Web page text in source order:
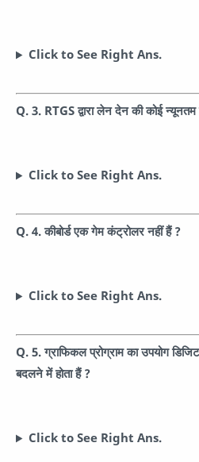
Click to See Right Ans.
Q. 3. RTGS द्वारा लेन देन की कोई न्यूनतम
Click to See Right Ans.
Q. 4. कीबोर्ड एक गेम कंट्रोलर नहीं हैं ?
Click to See Right Ans.
Q. 5. ग्राफिकल प्रोग्राम का उपयोग
बदलने में होता हैं ?
Click to See Right Ans.